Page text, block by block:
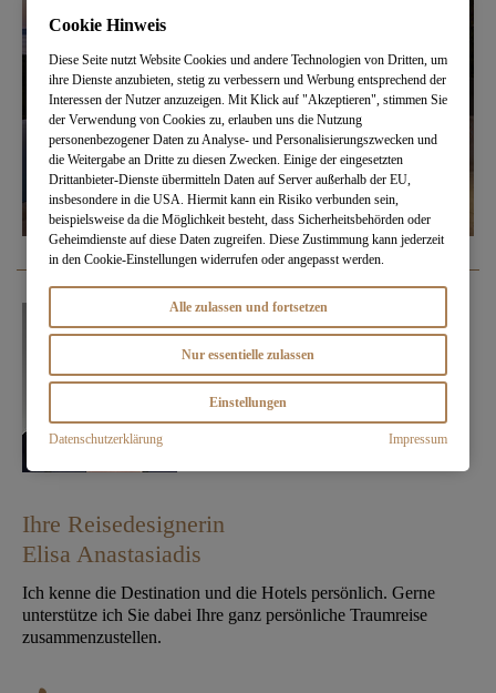
Ihre Reisedesignerin
Elisa Anastasiadis
Ich kenne die Destination und die Hotels persönlich. Gerne
unterstütze ich Sie dabei Ihre ganz persönliche Traumreise
zusammenzustellen.
Cookie Hinweis
Diese Seite nutzt Website Cookies und andere Technologien von Dritten, um
ihre Dienste anzubieten, stetig zu verbessern und Werbung entsprechend der
Interessen der Nutzer anzuzeigen. Mit Klick auf "Akzeptieren", stimmen Sie
der Verwendung von Cookies zu, erlauben uns die Nutzung
personenbezogener Daten zu Analyse- und Personalisierungszwecken und
die Weitergabe an Dritte zu diesen Zwecken. Einige der eingesetzten
Drittanbieter-Dienste übermitteln Daten auf Server außerhalb der EU,
insbesondere in die USA. Hiermit kann ein Risiko verbunden sein,
beispielsweise da die Möglichkeit besteht, dass Sicherheitsbehörden oder
Geheimdienste auf diese Daten zugreifen. Diese Zustimmung kann jederzeit
in den Cookie-Einstellungen widerrufen oder angepasst werden.
Alle zulassen und fortsetzen
Nur essentielle zulassen
Einstellungen
Datenschutzerklärung Impressum